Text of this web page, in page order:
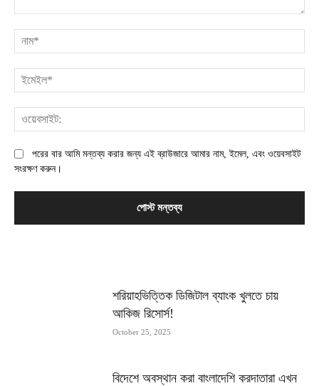
পরের বার আমি মন্তব্য করার জন্য এই ব্রাউজারে আমার নাম, ইমেল, এবং ওয়েবসাইট
সংরক্ষণ করুন।
শরিয়াহভিত্তিক ডিজিটাল ব্যাংক খুলতে চায়
আকিজ রিসোর্স!
October 25, 2025
বিদেশে অবস্থান করা বাংলাদেশি করদাতারা এখন